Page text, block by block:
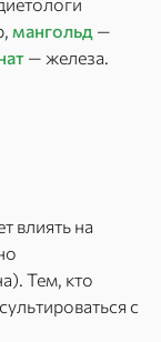
мангольд —
— железа.
влиять на
Тем, кто
с